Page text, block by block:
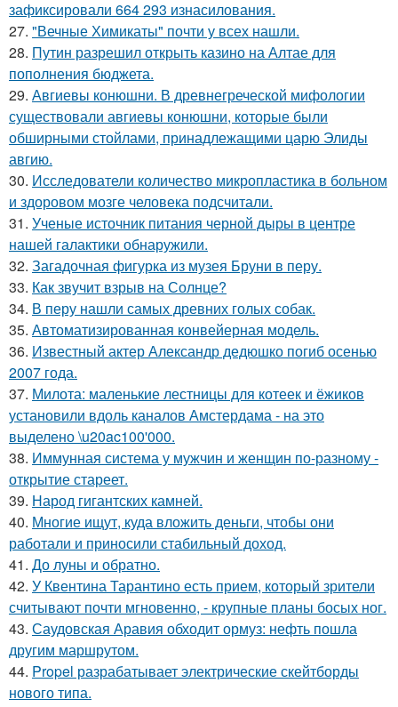
зафиксировали 664 293 изнасилования.
27. "Вечные Химикаты" почти у всех нашли.
28. Путин разрешил открыть казино на Алтае для
пополнения бюджета.
29. Авгиевы конюшни. В древнегреческой мифологии
существовали авгиевы конюшни, которые были
обширными стойлами, принадлежащими царю Элиды
авгию.
30. Исследователи количество микропластика в больном
и здоровом мозге человека подсчитали.
31. Ученые источник питания черной дыры в центре
нашей галактики обнаружили.
32. Загадочная фигурка из музея Бруни в перу.
33. Как звучит взрыв на Солнце?
34. В перу нашли самых древних голых собак.
35. Автоматизированная конвейерная модель.
36. Известный актер Александр дедюшко погиб осенью
2007 года.
37. Милота: маленькие лестницы для котеек и ёжиков
установили вдоль каналов Амстердама - на это
выделено \u20ac100'000.
38. Иммунная система у мужчин и женщин по-разному -
открытие стареет.
39. Народ гигантских камней.
40. Многие ищут, куда вложить деньги, чтобы они
работали и приносили стабильный доход.
41. До луны и обратно.
42. У Квентина Тарантино есть прием, который зрители
считывают почти мгновенно, - крупные планы босых ног.
43. Саудовская Аравия обходит ормуз: нефть пошла
другим маршрутом.
44. Propel разрабатывает электрические скейтборды
нового типа.